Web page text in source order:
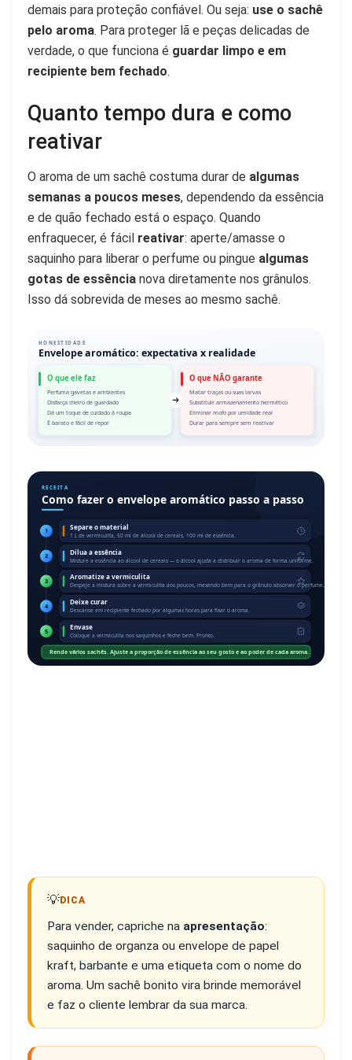
demais para proteção confiável. Ou seja: use o sachê
pelo aroma. Para proteger lã e peças delicadas de
verdade, o que funciona é guardar limpo e em
recipiente bem fechado.
Quanto tempo dura e como
reativar
O aroma de um sachê costuma durar de algumas
semanas a poucos meses, dependendo da essência
e de quão fechado está o espaço. Quando
enfraquecer, é fácil reativar: aperte/amasse o
saquinho para liberar o perfume ou pingue algumas
gotas de essência nova diretamente nos grânulos.
Isso dá sobrevida de meses ao mesmo sachê.
HONESTIDADE
Envelope aromático: expectativa x realidade
O que ele faz
Perfuma gavetas e ambientes
Disfarça cheiro de guardado
Dá um toque de cuidado à roupa
É barato e fácil de repor
O que NÃO garante
Matar traças ou suas larvas
Substituir armazenamento hermético
Eliminar mofo por umidade real
Durar para sempre sem reativar
RECEITA
Como fazer o envelope aromático passo a passo
1 Separe o material
1 L de vermiculita, 50 ml de álcool de cereais, 100 ml de essência.
2 Dilua a essência
Misture a essência ao álcool de cereais — o álcool ajuda a distribuir o aroma de forma uniforme.
3 Aromatize a vermiculita
Despeje a mistura sobre a vermiculita aos poucos, mexendo bem para o grânulo absorver o perfume.
4 Deixe curar
Descanse em recipiente fechado por algumas horas para fixar o aroma.
5 Envase
Coloque a vermiculita nos saquinhos e feche bem. Pronto.
Rende vários sachês. Ajuste a proporção de essência ao seu gosto e ao poder de cada aroma.
💡 DICA
Para vender, capriche na apresentação:
saquinho de organza ou envelope de papel
kraft, barbante e uma etiqueta com o nome do
aroma. Um sachê bonito vira brinde memorável
e faz o cliente lembrar da sua marca.